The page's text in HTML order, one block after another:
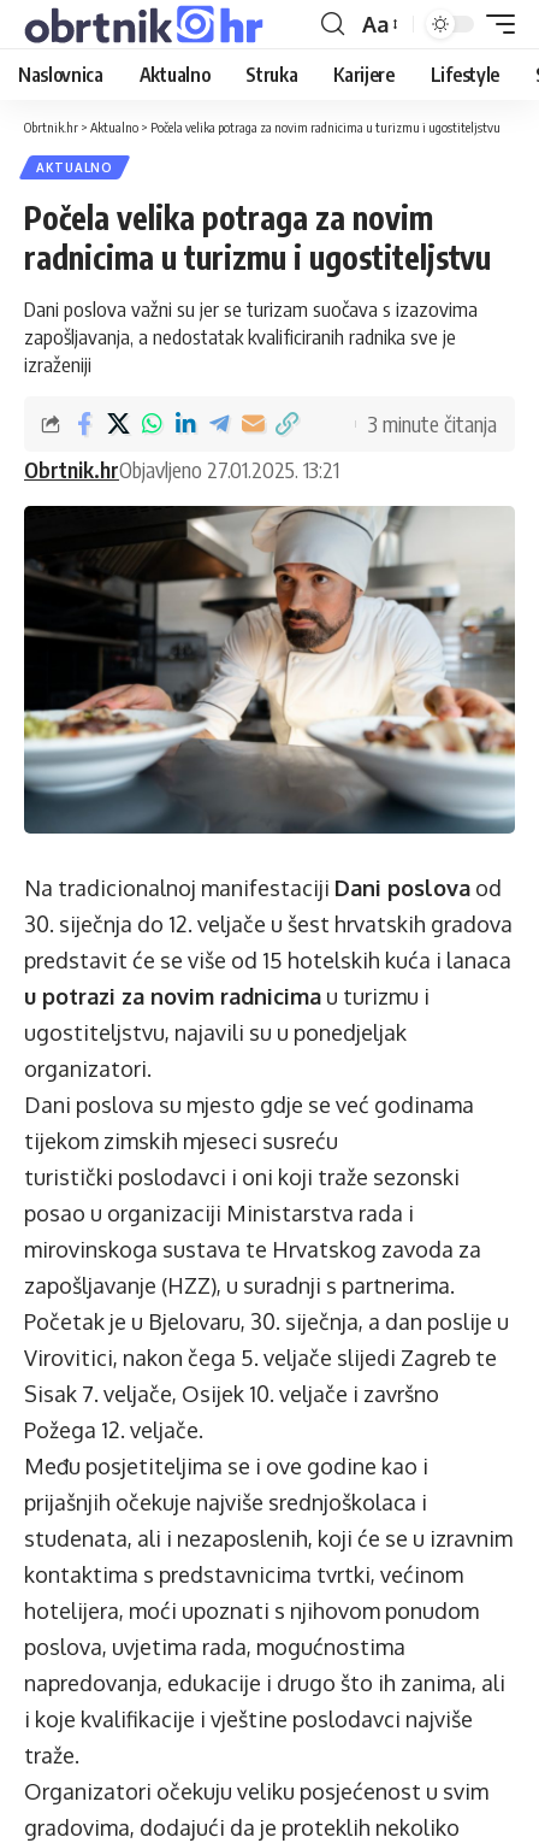
Aa
Naslovnica Aktualno Struka Karijere Lifestyle
Obrtnik.hr > Aktualno > Počela velika potraga za novim radnicima u turizmu i ugostiteljstvu
AKTUALNO
Počela velika potraga za novim
radnicima u turizmu i ugostiteljstvu
Dani poslova važni su jer se turizam suočava s izazovima
zapošljavanja, a nedostatak kvalificiranih radnika sve je
izraženiji
Obrtnik.hrObjavljeno 27.01.2025. 13:21
3 minute čitanja
Na tradicionalnoj manifestaciji Dani poslova od
30. siječnja do 12. veljače u šest hrvatskih gradova
predstavit će se više od 15 hotelskih kuća i lanaca
u potrazi za novim radnicima u turizmu i
ugostiteljstvu, najavili su u ponedjeljak
organizatori.
Dani poslova su mjesto gdje se već godinama
tijekom zimskih mjeseci susreću
turistički poslodavci i oni koji traže sezonski
posao u organizaciji Ministarstva rada i
mirovinskoga sustava te Hrvatskog zavoda za
zapošljavanje (HZZ), u suradnji s partnerima.
Početak je u Bjelovaru, 30. siječnja, a dan poslije u
Virovitici, nakon čega 5. veljače slijedi Zagreb te
Sisak 7. veljače, Osijek 10. veljače i završno
Požega 12. veljače.
Među posjetiteljima se i ove godine kao i
prijašnjih očekuje najviše srednjoškolaca i
studenata, ali i nezaposlenih, koji će se u izravnim
kontaktima s predstavnicima tvrtki, većinom
hotelijera, moći upoznati s njihovom ponudom
poslova, uvjetima rada, mogućnostima
napredovanja, edukacije i drugo što ih zanima, ali
i koje kvalifikacije i vještine poslodavci najviše
traže.
Organizatori očekuju veliku posjećenost u svim
gradovima, dodajući da je proteklih nekoliko